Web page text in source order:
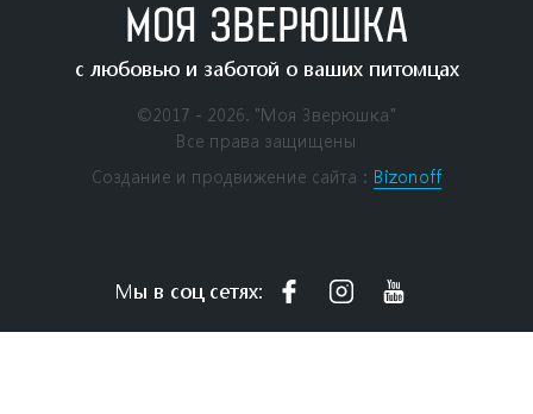
МОЯ ЗВЕРЮШКА
с любовью и заботой о ваших питомцах
©2017 - 2026. "Моя Зверюшка"
Все права защищены
Создание и продвижение сайта： Bizonoff
Мы в соц сетях: